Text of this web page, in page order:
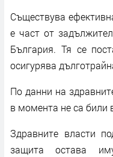
Съществува
е част от
България. Тя се
осигурява
По данни на
в момента не са били
Здравните власти
защита остава